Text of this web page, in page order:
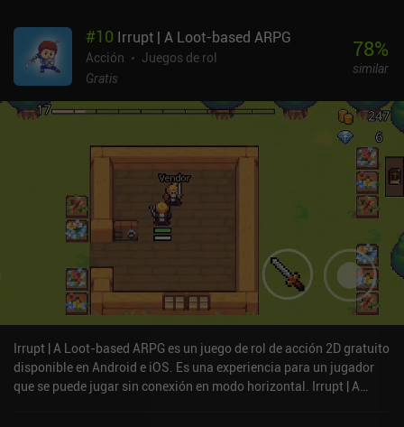
#10 Irrupt | A Loot-based ARPG
Acción
Juegos de rol
Gratis
78%
similar
Irrupt | A Loot-based ARPG es un juego de rol de acción 2D gratuito
disponible en Android e iOS. Es una experiencia para un jugador
que se puede jugar sin conexión en modo horizontal. Irrupt | A